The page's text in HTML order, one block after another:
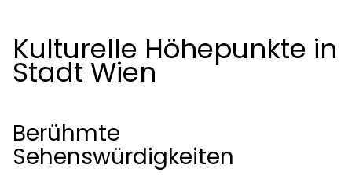
Kulturelle Höhepunkte in
Stadt Wien
Berühmte
Sehenswürdigkeiten